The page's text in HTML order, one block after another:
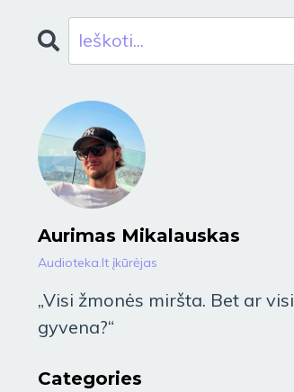
Aurimas Mikalauskas
Audioteka.lt įkūrėjas
„Visi žmonės miršta. Bet ar visi
gyvena?“
Categories